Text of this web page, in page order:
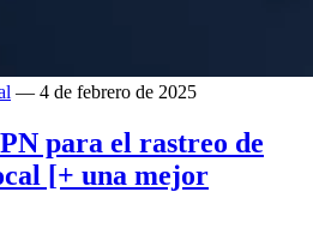
— 4 de febrero de 2025
para el rastreo de
[+ una mejor